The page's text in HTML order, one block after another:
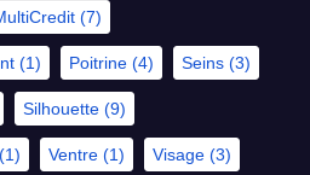
(7)
(1) Poitrine (4) Seins (3)
Silhouette (9)
(1) Ventre (1) Visage (3)